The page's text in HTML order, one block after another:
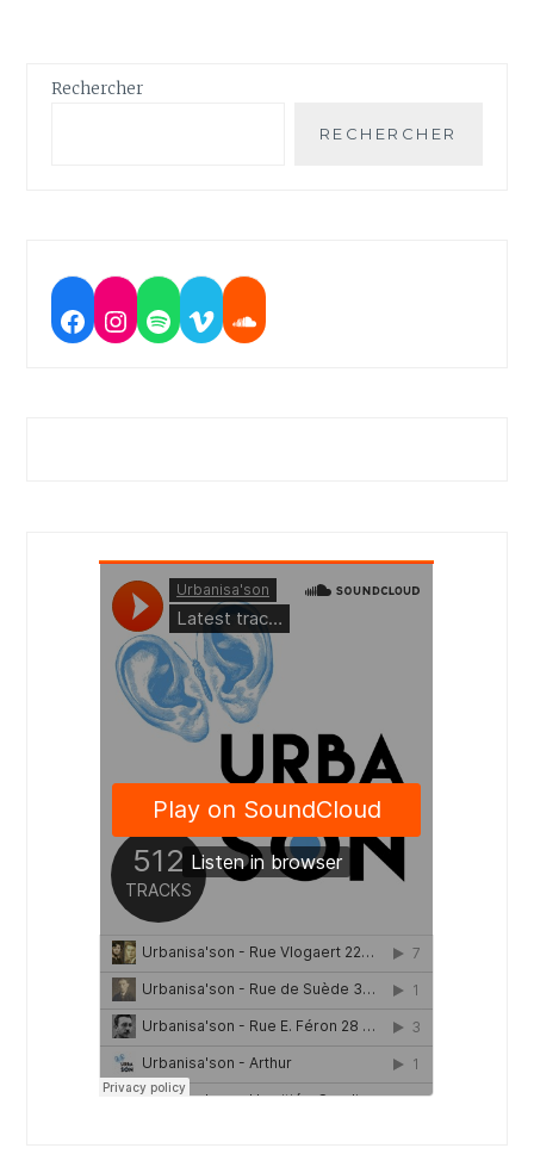
Rechercher
RECHERCHER
Facebook
Instagram
Spotify
VimeoSoundcloud